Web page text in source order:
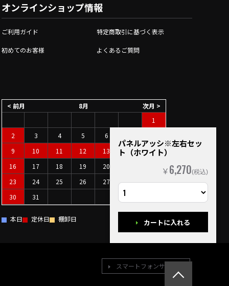
パネルアッシ※左右セッ
ト（ホワイト）
￥6,270(税込)
カートに入れる
オンラインショップ情報
ご利用ガイド 特定商取引に基づく表示
初めてのお客様 よくあるご質問
8月
< 前月
次月 >
1
2
3 4 5 6
9
10 11 12 13 14
15
16
17 18 19 20
23
24 25 26 27 28
29
30
31
本日 定休日 棚卸日
スマートフォンサイトへ